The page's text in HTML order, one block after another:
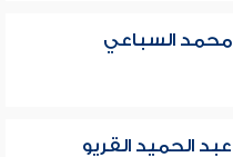
محمد السباعي
عبد الحميد القريو